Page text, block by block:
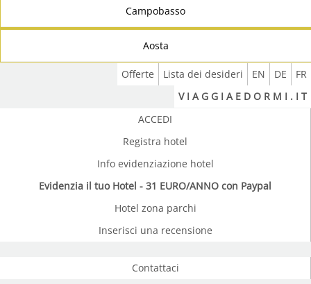
Campobasso
Aosta
FR
DE
EN
Lista dei desideri
Offerte
V I A G G I A E D O R M I . I T
ACCEDI
Registra hotel
Info evidenziazione hotel
Evidenzia il tuo Hotel - 31 EURO/ANNO con Paypal
Hotel zona parchi
Inserisci una recensione
Contattaci